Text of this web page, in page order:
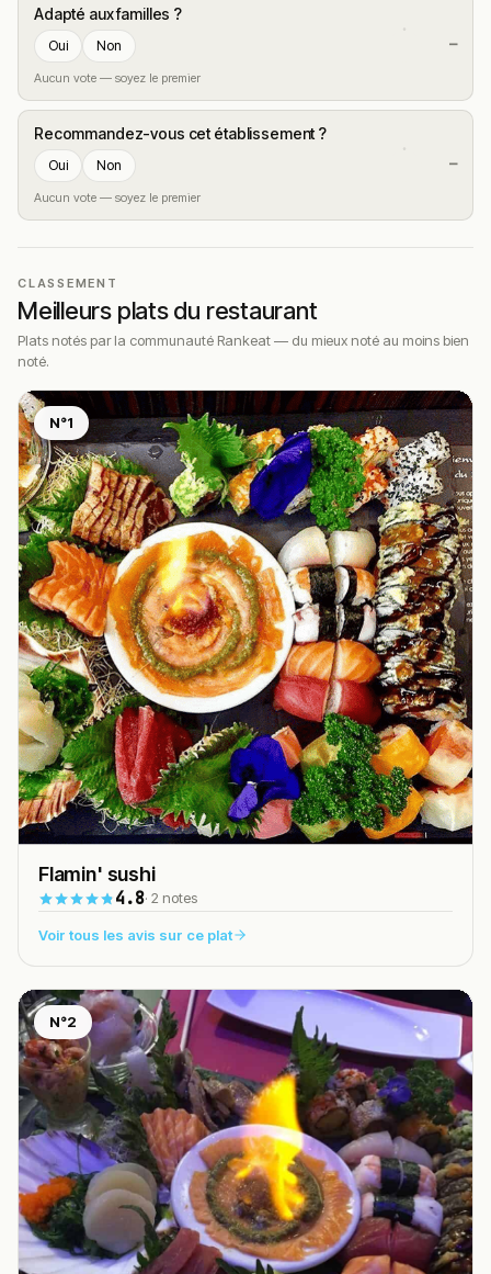
Adapté aux familles ?
Oui Non
Aucun vote — soyez le premier
—
Recommandez-vous cet établissement ?
Oui Non
Aucun vote — soyez le premier
—
CLASSEMENT
Meilleurs plats du restaurant
Plats notés par la communauté Rankeat — du mieux noté au moins bien
noté.
N°1
Flamin' sushi
4.8· 2 notes
Voir tous les avis sur ce plat
N°2